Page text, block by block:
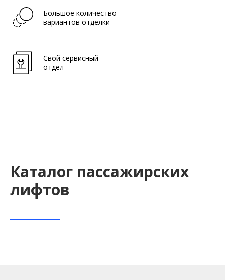
Большое количество
вариантов отделки
Свой сервисный
отдел
Каталог пассажирских
лифтов